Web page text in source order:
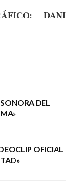
DANI
DEL
OFICIAL